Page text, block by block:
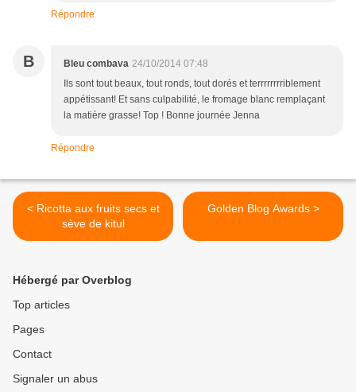
Répondre
B Bleu combava 24/10/2014 07:48
Ils sont tout beaux, tout ronds, tout dorés et terrrrrrrriblement
appétissant! Et sans culpabilité, le fromage blanc remplaçant
la matière grasse! Top ! Bonne journée Jenna
Répondre
< Ricotta aux fruits secs et
sève de kitul
Golden Blog Awards >
Hébergé par Overblog
Top articles
Pages
Contact
Signaler un abus